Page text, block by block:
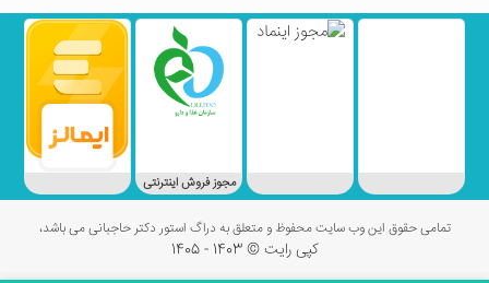
مجوز فروش اینترنتی
تمامی حقوق این وب سایت محفوظ و متعلق به دراگ استور دکتر حاجبانی می باشد،
کپی رایت © 1403 - 1405